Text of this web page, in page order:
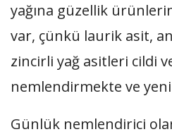
yağına güzellik
var, çünkü laurik asit,
zincirli yağ asitleri cildi
nemlendirmekte ve
Günlük nemlendirici